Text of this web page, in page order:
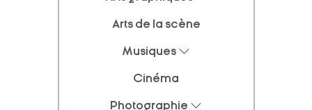
Arts de la scène
Musiques
Cinéma
Photographie